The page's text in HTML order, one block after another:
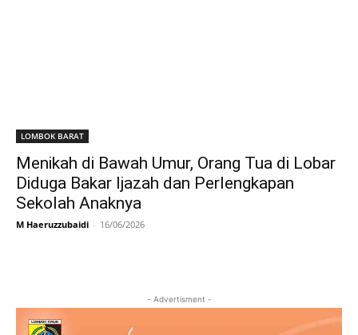
LOMBOK BARAT
Menikah di Bawah Umur, Orang Tua di Lobar
Diduga Bakar Ijazah dan Perlengkapan
Sekolah Anaknya
M Haeruzzubaidi - 16/06/2026
- Advertisment -